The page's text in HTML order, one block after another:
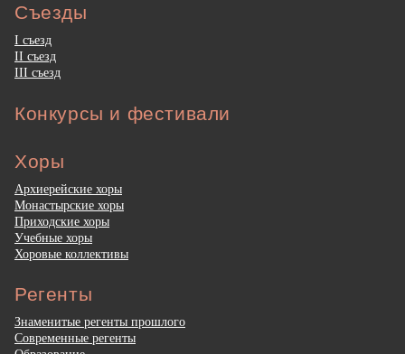
Съезды
I съезд
II съезд
III съезд
Конкурсы и фестивали
Хоры
Архиерейские хоры
Монастырские хоры
Приходские хоры
Учебные хоры
Хоровые коллективы
Регенты
Знаменитые регенты прошлого
Современные регенты